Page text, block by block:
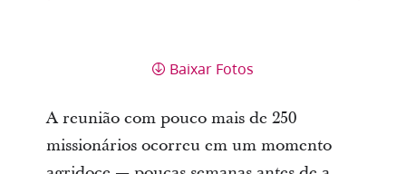
Baixar Fotos
A reunião com pouco mais de 250
missionários ocorreu em um momento